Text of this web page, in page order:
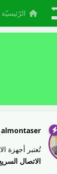
الرّئيسيّة
تُعتبر أجهزة
الاتصال